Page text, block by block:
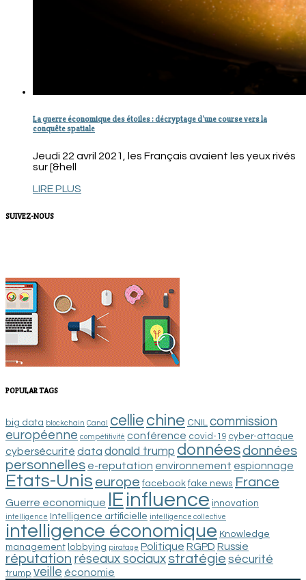
La guerre économique des étoiles : décryptage d’une course vers la
conquête spatiale
Jeudi 22 avril 2021, les Français avaient les yeux rivés
sur [&hell
LIRE PLUS
SUIVEZ-NOUS
POPULAR TAGS
big data blockchain Canal cellie chine CNIL commission
européenne compétitivité conférence covid-19 cyber-attaque
cybersécurité data donald trump données données
personnelles e-reputation environnement espionnage
Etats-Unis europe facebook fake news France
Guerre economique IE influence innovation
intelligence Intelligence artificielle intelligence collective
intelligence économique Knowledge
management lobbying piratage Politique RGPD Russie
réputation réseaux sociaux stratégie sécurité
trump veille économie